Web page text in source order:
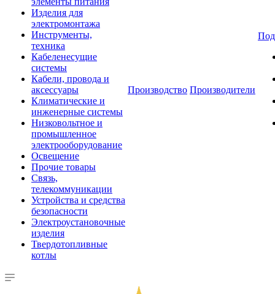
Изделия для
электромонтажа
Инструменты,
техника
Кабеленесущие
системы
Кабели, провода и
аксессуары
Климатические и
инженерные системы
Низковольтное и
промышленное
электрооборудование
Освещение
Прочие товары
Связь,
телекоммуникации
Устройства и средства
безопасности
Электроустановочные
изделия
Твердотопливные
котлы
Производство Производители